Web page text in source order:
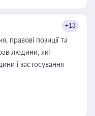
+13
правові позиції та
людини, які
і застосування